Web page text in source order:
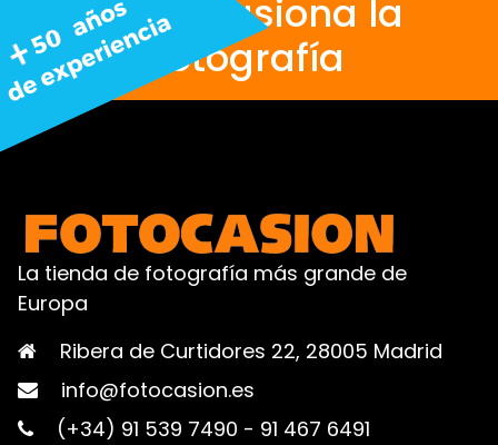
Nos apasiona la
fotografía
La tienda de fotografía más grande de
Europa
Ribera de Curtidores 22, 28005 Madrid
info@fotocasion.es
(+34) 91 539 7490 - 91 467 6491